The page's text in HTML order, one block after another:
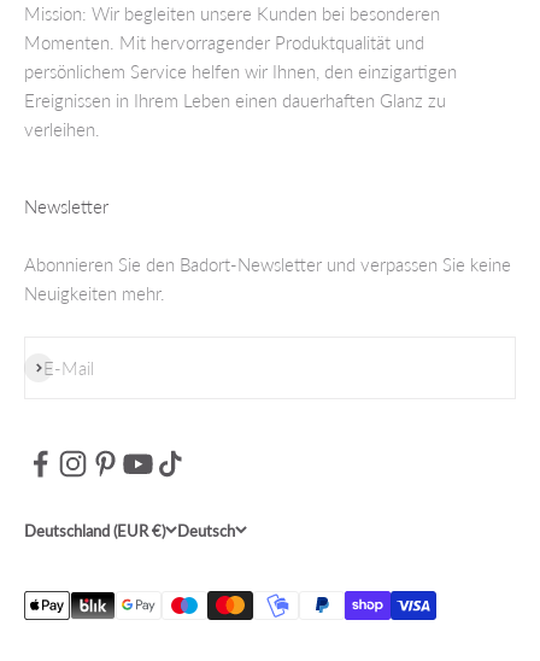
Mission: Wir begleiten unsere Kunden bei besonderen
Momenten. Mit hervorragender Produktqualität und
persönlichem Service helfen wir Ihnen, den einzigartigen
Ereignissen in Ihrem Leben einen dauerhaften Glanz zu
verleihen.
Newsletter
Abonnieren Sie den Badort-Newsletter und verpassen Sie keine
Neuigkeiten mehr.
E-Mail
Abonnieren
Deutschland (EUR €) Deutsch